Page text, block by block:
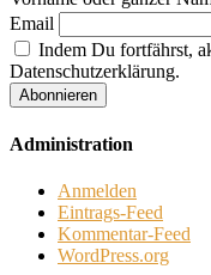
Email
Indem Du fortfährst,
Datenschutzerklärung.
Administration
Anmelden
Eintrags-Feed
Kommentar-Feed
WordPress.org